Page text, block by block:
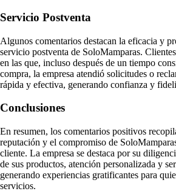
Servicio Postventa
Algunos comentarios destacan la eficacia y
servicio postventa de SoloMamparas.
en las que, incluso después de un tiempo
compra, la empresa atendió solicitudes o
rápida y efectiva, generando confianza y
Conclusiones
En resumen, los comentarios positivos
reputación y el compromiso de
cliente. La empresa se destaca por su
de sus productos, atención personalizada y
generando experiencias gratificantes para
servicios.